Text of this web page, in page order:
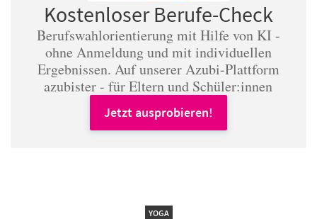
Kostenloser Berufe-Check
Berufswahlorientierung mit Hilfe von KI -
ohne Anmeldung und mit individuellen
Ergebnissen. Auf unserer Azubi-Plattform
azubister - für Eltern und Schüler:innen
Jetzt ausprobieren!
YOGA